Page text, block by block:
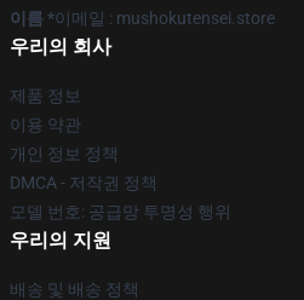
이름 *이메일 : mushokutensei.store
우리의 회사
제품 정보
이용 약관
개인 정보 정책
DMCA - 저작권 정책
모델 번호: 공급망 투명성 행위
우리의 지원
배송 및 배송 정책